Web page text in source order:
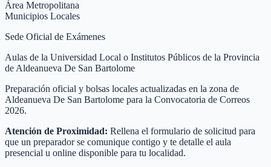
Área Metropolitana
Municipios Locales
Sede Oficial de Exámenes
Aulas de la Universidad Local o Institutos Públicos de la Provincia
de Aldeanueva De San Bartolome
Preparación oficial y bolsas locales actualizadas en la zona de
Aldeanueva De San Bartolome para la Convocatoria de Correos
2026.
Atención de Proximidad: Rellena el formulario de solicitud para
que un preparador se comunique contigo y te detalle el aula
presencial u online disponible para tu localidad.